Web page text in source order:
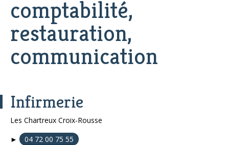
comptabilité,
restauration,
communication
Infirmerie
Les Chartreux Croix-Rousse
►
04 72 00 75 55